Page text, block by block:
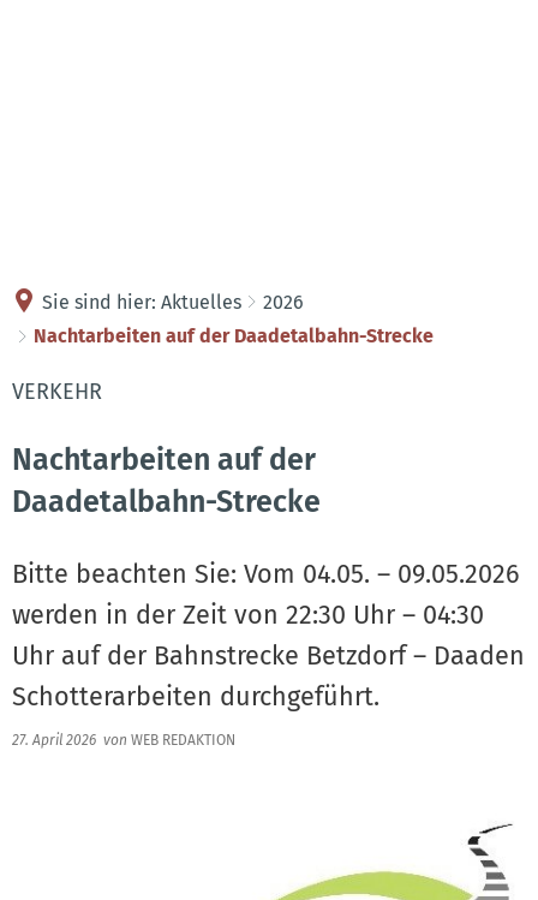
Sie sind hier: Aktuelles
2026
Nachtarbeiten auf der Daadetalbahn-Strecke
VERKEHR
Nachtarbeiten auf der
Daadetalbahn-Strecke
Bitte beachten Sie: Vom 04.05. – 09.05.2026
werden in der Zeit von 22:30 Uhr – 04:30
Uhr auf der Bahnstrecke Betzdorf – Daaden
Schotterarbeiten durchgeführt.
27. April 2026 von WEB REDAKTION